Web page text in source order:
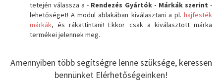
tetején válassza a - Rendezés Gyártók - Márkák szerint -
lehetőséget! A modul ablakában kiválasztani a pl. hajfesték
márkák, és rákattintani! Ekkor csak a kiválasztott márka
termékei jelennek meg.
Amennyiben több segítségre lenne szüksége, keressen
bennünket Elérhetőségeinken!